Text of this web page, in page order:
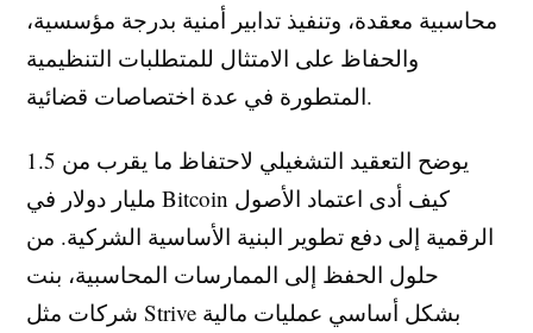
محاسبية معقدة، وتنفيذ تدابير أمنية بدرجة مؤسسية،
والحفاظ على الامتثال للمتطلبات التنظيمية
المتطورة في عدة اختصاصات قضائية.
يوضح التعقيد التشغيلي لاحتفاظ ما يقرب من 1.5
مليار دولار في Bitcoin كيف أدى اعتماد الأصول
الرقمية إلى دفع تطوير البنية الأساسية الشركية. من
حلول الحفظ إلى الممارسات المحاسبية، بنت
شركات مثل Strive بشكل أساسي عمليات مالية